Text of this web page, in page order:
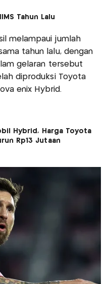
Tahun Lalu
melampaui jumlah
tahun lalu, dengan
gelaran tersebut
diproduksi Toyota
enix Hybrid.
Hybrid, Harga Toyota
Rp13 Jutaan